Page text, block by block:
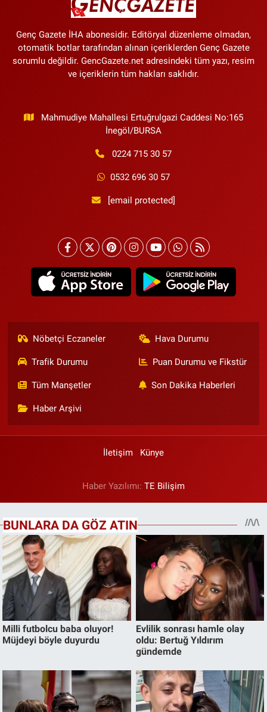
Genç Gazete İHA abonesidir. Editöryal düzenleme olmadan,
otomatik botlar tarafından alınan içeriklerden Genç Gazete
sorumlu değildir. GencGazete.net adresindeki tüm yazı, resim
ve içeriklerin tüm hakları saklıdır.
Mahmudiye Mahallesi Ertuğrulgazi Caddesi No:165
İnegöl/BURSA
0224 715 30 57
0532 696 30 57
[email protected]
Nöbetçi Eczaneler Hava Durumu
Trafik Durumu Puan Durumu ve Fikstür
Tüm Manşetler Son Dakika Haberleri
Haber Arşivi
İletişim Künye
Haber Yazılımı: TE Bilişim